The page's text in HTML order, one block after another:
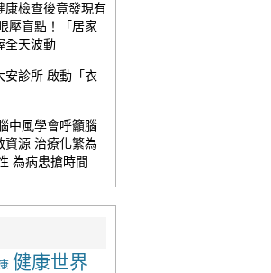
康檢查後竟發現有
壓盲點！「居家
全天波動
安診所 啟動「衣
中風學會呼籲腦
資源 治療化繁為
為病患搶時間
健康世界